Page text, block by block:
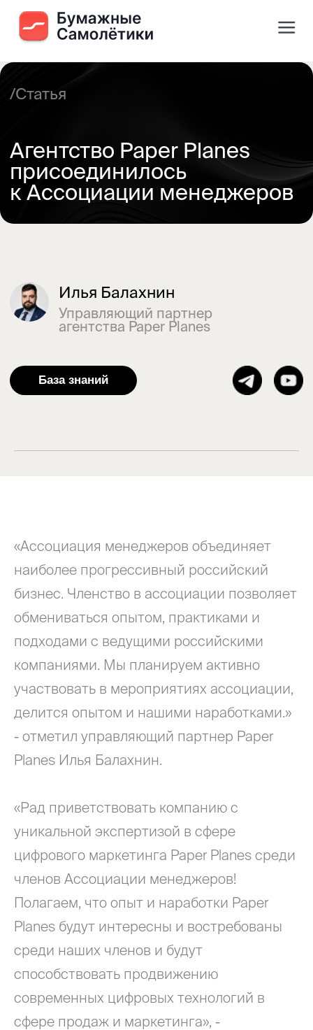
/Статья
Управляющий партнер
«Ассоциация менеджеров объединяет
наиболее прогрессивный российский
бизнес. Членство в ассоциации позволяет
обмениваться опытом, практиками и
подходами с ведущими российскими
компаниями. Мы планируем активно
участвовать в мероприятиях ассоциации,
делится опытом и нашими наработками.»
- отметил управляющий партнер Paper
Planes Илья Балахнин.
«Рад приветствовать компанию с
уникальной экспертизой в сфере
цифрового маркетинга Paper Planes среди
членов Ассоциации менеджеров!
Полагаем, что опыт и наработки Paper
Planes будут интересны и востребованы
среди наших членов и будут
способствовать продвижению
современных цифровых технологий в
сфере продаж и маркетинга», -